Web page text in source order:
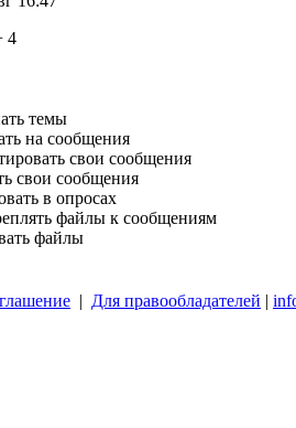
4
темы
на сообщения
свои сообщения
свои сообщения
в опросах
файлы к сообщениям
файлы
| Для правообладателей |